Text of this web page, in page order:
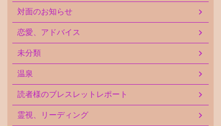
対面のお知らせ
恋愛、アドバイス
未分類
温泉
読者様のブレスレットレポート
霊視、リーディング